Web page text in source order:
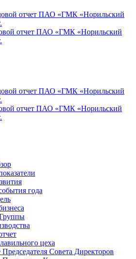
отчет ПАО «ГМК «Норильский
отчет ПАО «ГМК «Норильский
отчет ПАО «ГМК «Норильский
отчет ПАО «ГМК «Норильский
года
цеха
Совета Директоров